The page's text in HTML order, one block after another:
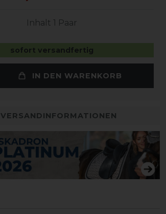
Inhalt 1 Paar
sofort versandfertig
IN DEN WARENKORB
VERSANDINFORMATIONEN